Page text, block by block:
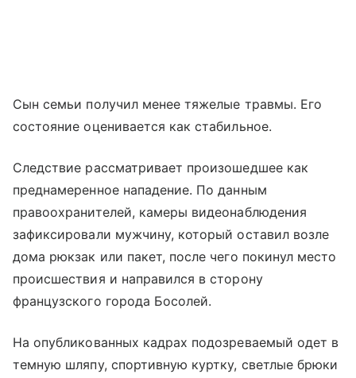
Сын семьи получил менее тяжелые травмы. Его
состояние оценивается как стабильное.
Следствие рассматривает произошедшее как
преднамеренное нападение. По данным
правоохранителей, камеры видеонаблюдения
зафиксировали мужчину, который оставил возле
дома рюкзак или пакет, после чего покинул место
происшествия и направился в сторону
французского города Босолей.
На опубликованных кадрах подозреваемый одет в
темную шляпу, спортивную куртку, светлые брюки